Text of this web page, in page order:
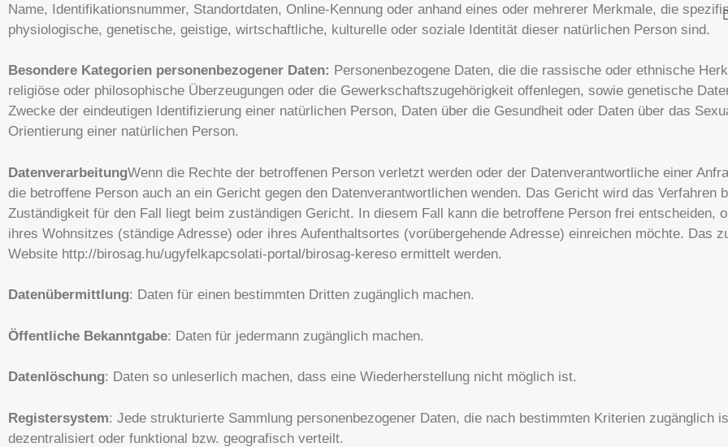
Name, Identifikationsnummer, Standortdaten, Online-Kennung oder anhand eines oder mehrerer Merkmale, die
physiologische, genetische, geistige, wirtschaftliche, kulturelle oder soziale Identität dieser natürlichen Person sind.
Besondere Kategorien personenbezogener Daten: Personenbezogene Daten, die die rassische oder ethnische
religiöse oder philosophische Überzeugungen oder die Gewerkschaftszugehörigkeit offenlegen, sowie genetische
Zwecke der eindeutigen Identifizierung einer natürlichen Person, Daten über die Gesundheit oder Daten über das
Orientierung einer natürlichen Person.
DatenverarbeitungWenn die Rechte der betroffenen Person verletzt werden oder der Datenverantwortliche einer
die betroffene Person auch an ein Gericht gegen den Datenverantwortlichen wenden. Das Gericht wird das Verfahren
Zuständigkeit für den Fall liegt beim zuständigen Gericht. In diesem Fall kann die betroffene Person frei entscheiden,
ihres Wohnsitzes (ständige Adresse) oder ihres Aufenthaltsortes (vorübergehende Adresse) einreichen möchte. Das
Website http://birosag.hu/ugyfelkapcsolati-portal/birosag-kereso ermittelt werden.
Datenübermittlung: Daten für einen bestimmten Dritten zugänglich machen.
Öffentliche Bekanntgabe: Daten für jedermann zugänglich machen.
Datenlöschung: Daten so unleserlich machen, dass eine Wiederherstellung nicht möglich ist.
Registersystem: Jede strukturierte Sammlung personenbezogener Daten, die nach bestimmten Kriterien zugänglich
dezentralisiert oder funktional bzw. geografisch verteilt.